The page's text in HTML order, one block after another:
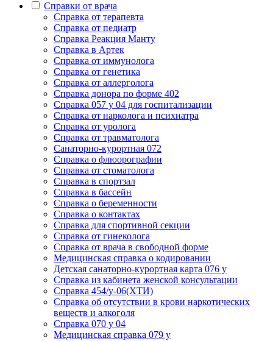
Справки от врача
Справка от терапевта
Справка от педиатр
Cправка Реакция Манту
Cправка в Артек
Cправка от иммунолога
Cправка от генетика
Cправка от аллерголога
Cправка донора по форме 402
Cправка 057 у 04 для госпитализации
Справка от нарколога и психиатра
Cправка от уролога
Справка от травматолога
Санаторно-курортная 072
Справка о флюорографии
Справка от стоматолога
Справка в спортзал
Справка в бассейн
Справка о беременности
Справка о контактах
Справка для спортивной секции
Справка от гинеколога
Справка от врача в свободной форме
Медицинская справка о кодировании
Детская санаторно-курортная карта 076 у
Справка из кабинета женской консультации
Справка 454/у-06(ХТИ)
Справка об отсутствии в крови наркотических
веществ и алкоголя
Справка 070 у 04
Медицинская справка 079 у